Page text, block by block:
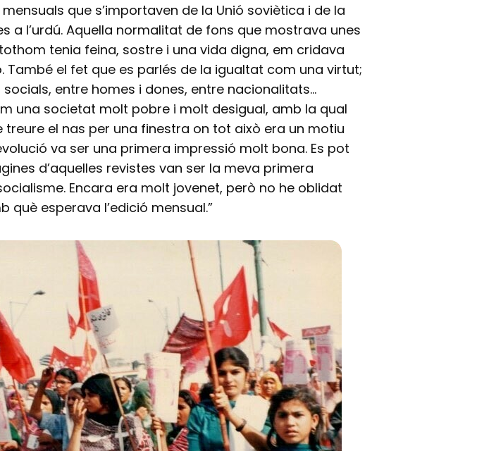
que s’importaven de la Unió soviètica i de la
a l’urdú. Aquella normalitat de fons que mostrava unes
tenia feina, sostre i una vida digna, em cridava
També el fet que es parlés de la igualtat com una virtut;
entre homes i dones, entre nacionalitats…
una societat molt pobre i molt desigual, amb la qual
treure el nas per una finestra on tot això era un motiu
va ser una primera impressió molt bona. Es pot
d’aquelles revistes van ser la meva primera
Encara era molt jovenet, però no he oblidat
què esperava l’edició mensual.”